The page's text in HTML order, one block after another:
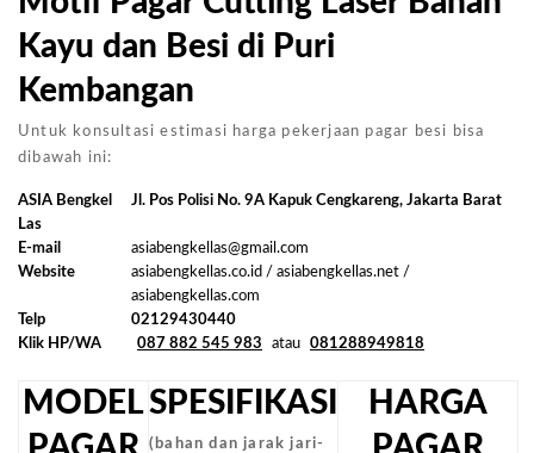
Kayu dan Besi di Puri
Kembangan
Untuk konsultasi estimasi harga pekerjaan pagar besi bisa
dibawah ini:
ASIA Bengkel
Las
Jl. Pos Polisi No. 9A Kapuk Cengkareng, Jakarta Barat
E-mail
asiabengkellas@gmail.com
Website
asiabengkellas.co.id / asiabengkellas.net /
asiabengkellas.com
Telp
02129430440
Klik HP/WA
087 882 545 983 atau 081288949818
MODELSPESIFIKASI
(bahan dan jarak jari-
HARGA